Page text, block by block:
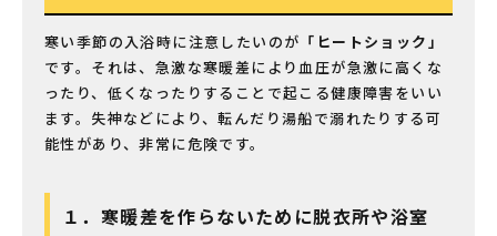
寒い季節の入浴時に注意したいのが 「ヒートショック」
です。それは、急激な寒暖差により血圧が急激に高くな
ったり、低くなったりすることで起こる健康障害をいい
ます。失神などにより、転んだり湯船で溺れたりする可
能性があり、非常に危険です。
１．寒暖差を作らないために脱衣所や浴室